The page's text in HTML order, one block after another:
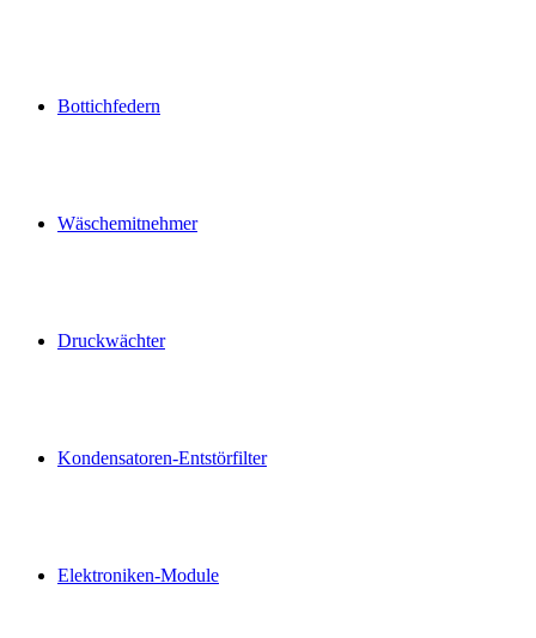
Bottichfedern
Wäschemitnehmer
Druckwächter
Kondensatoren-Entstörfilter
Elektroniken-Module